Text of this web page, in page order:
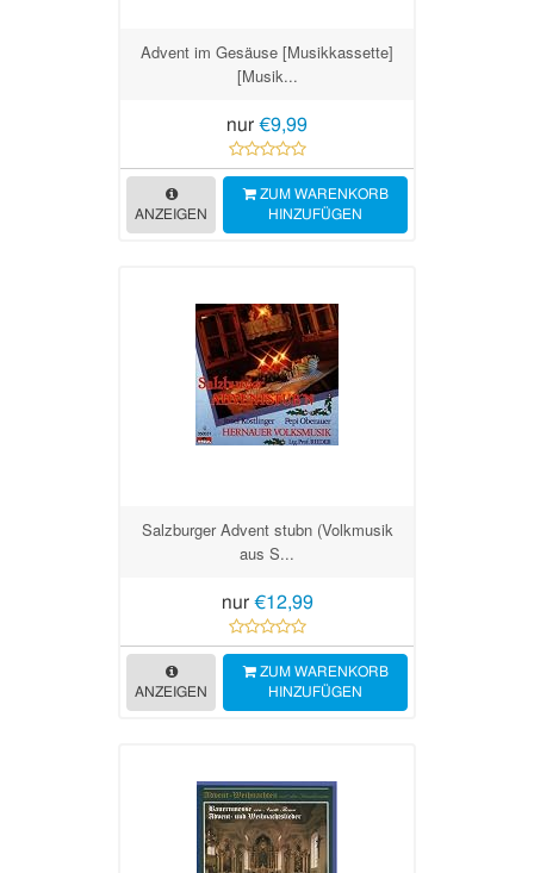
Advent im Gesäuse [Musikkassette]
[Musik...
nur €9,99
ANZEIGEN
ZUM WARENKORB
HINZUFÜGEN
Salzburger Advent stubn (Volkmusik
aus S...
nur €12,99
ANZEIGEN
ZUM WARENKORB
HINZUFÜGEN